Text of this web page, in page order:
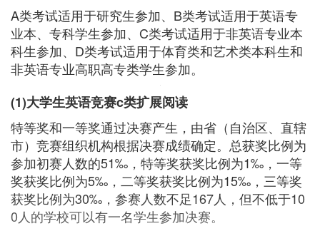
A类考试适用于研究生参加、B类考试适用于英语专
业本、专科学生参加、C类考试适用于非英语专业本
科生参加、D类考试适用于体育类和艺术类本科生和
非英语专业高职高专类学生参加。
(1)大学生英语竞赛c类扩展阅读
特等奖和一等奖通过决赛产生，由省（自治区、直辖
市）竞赛组织机构根据决赛成绩确定。总获奖比例为
参加初赛人数的51‰，特等奖获奖比例为1‰，一等
奖获奖比例为5‰，二等奖获奖比例为15‰，三等奖
获奖比例为30‰，参赛人数不足167人，但不低于10
0人的学校可以有一名学生参加决赛。